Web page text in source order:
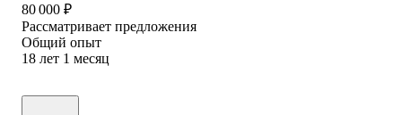
80 000 ₽
Рассматривает предложения
Общий опыт
18 лет 1 месяц